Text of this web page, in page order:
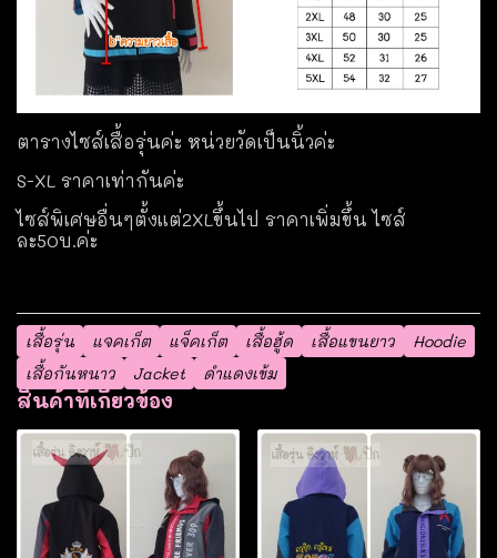
ตารางไซส์เสื้อรุ่นค่ะ หน่วยวัดเป็นนิ้วค่ะ
S-XL ราคาเท่ากันค่ะ
ไซส์พิเศษอื่นๆตั้งแต่2XLขึ้นไป ราคาเพิ่มขึ้น ไซส์
ละ50บ.ค่ะ
เสื้อรุ่น แจคเก็ต แจ็คเก็ต เสื้อฮู้ด เสื้อแขนยาว
Hoodie
เสื้อกันหนาว
Jacket ดำแดงเข้ม
สินค้าที่เกี่ยวข้อง